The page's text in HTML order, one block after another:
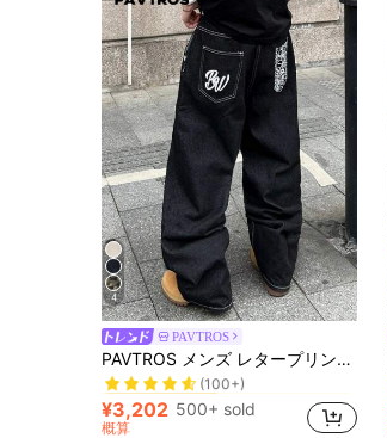
4
PAVTROS
PAVTROS メンズ レタープリント ポケット ルーズ ワイドレッグ カジュアルジーンズ
#2 ベストセラー
(100+)
#2 ベストセラー
(100+)
#2 ベストセラー
(100+)
#2 ベストセラー
¥3,202 500+ sold
概算